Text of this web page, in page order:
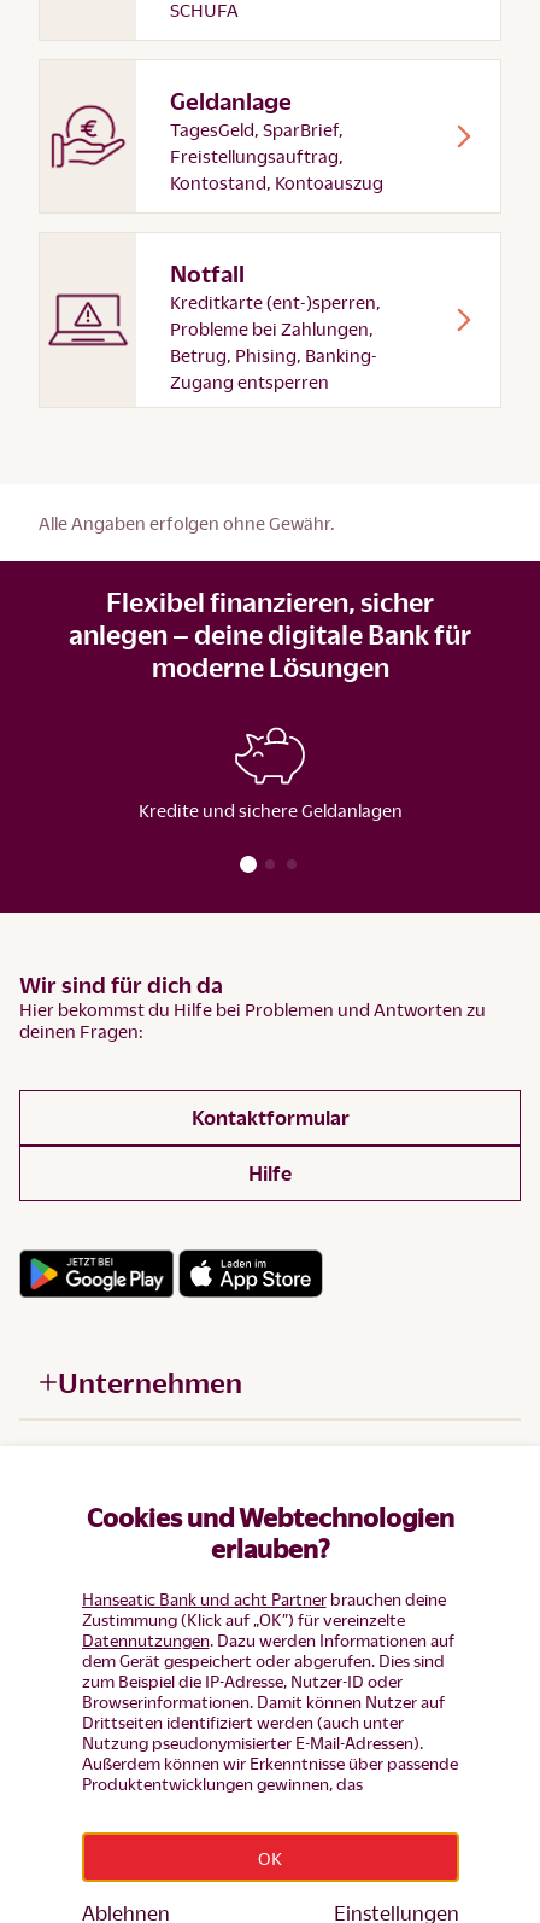
Cookies und Webtechnologien
erlauben?
Hanseatic Bank und acht Partnerbrauchen deine
Zustimmung (Klick auf „OK”) für vereinzelte
Datennutzungen. Dazu werden Informationen auf
dem Gerät gespeichert oder abgerufen. Dies sind
zum Beispiel die IP-Adresse, Nutzer-ID oder
Browserinformationen. Damit können Nutzer auf
Drittseiten identifiziert werden (auch unter
Nutzung pseudonymisierter E-Mail-Adressen).
Außerdem können wir Erkenntnisse über passende
Produktentwicklungen gewinnen, das
und Werbung wiederansprechen, die noch keinen
Produkt-Antrag gestellt haben, aber auch Nutzer,
die bereits Bestandskunden sind von
OK
Ablehnen Einstellungen
SCHUFA
Geldanlage
TagesGeld, SparBrief,
Freistellungsauftrag,
Kontostand, Kontoauszug
Notfall
Kreditkarte (ent-)sperren,
Probleme bei Zahlungen,
Betrug, Phising, Banking-
Zugang entsperren
Alle Angaben erfolgen ohne Gewähr.
Flexibel finanzieren, sicher
anlegen – deine digitale Bank für
moderne Lösungen
Kredite und sichere Geldanlagen
Wir sind für dich da
Hier bekommst du Hilfe bei Problemen und Antworten zu
deinen Fragen:
Kontaktformular
Hilfe
Unternehmen
Produkte
|Datenschutz-Einstellungen
© Hanseatic Bank 2026